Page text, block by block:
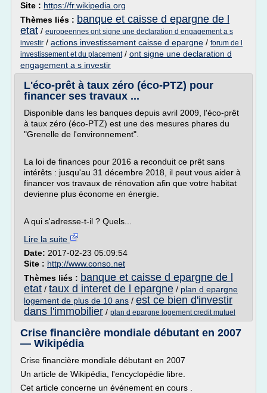
Site : https://fr.wikipedia.org
Thèmes liés : banque et caisse d epargne de l
etat / europeennes ont signe une declaration d engagement a s
investir / actions investissement caisse d epargne / forum de l
investissement et du placement/ ont signe une declaration d
engagement a s investir
L'éco-prêt à taux zéro (éco-PTZ) pour
financer ses travaux ...
Disponible dans les banques depuis avril 2009, l'éco-prêt
à taux zéro (éco-PTZ) est une des mesures phares du
"Grenelle de l'environnement".
La loi de finances pour 2016 a reconduit ce prêt sans
intérêts : jusqu'au 31 décembre 2018, il peut vous aider à
financer vos travaux de rénovation afin que votre habitat
devienne plus économe en énergie.
A qui s'adresse-t-il ? Quels...
Lire la suite
Date: 2017-02-23 05:09:54
Site : http://www.conso.net
Thèmes liés : banque et caisse d epargne de l
etat / taux d interet de l epargne / plan d epargne
logement de plus de 10 ans / est ce bien d'investir
dans l'immobilier / plan d epargne logement credit mutuel
Crise financière mondiale débutant en 2007
— Wikipédia
Crise financière mondiale débutant en 2007
Un article de Wikipédia, l'encyclopédie libre.
Cet article concerne un événement en cours .